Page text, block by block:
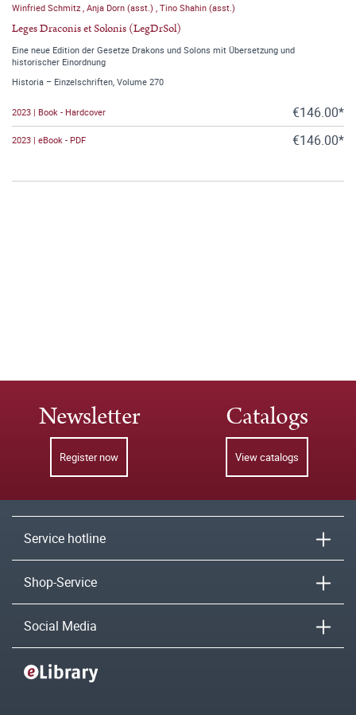
Winfried Schmitz Anja Dorn (asst.) Tino Shahin (asst.)
Leges Draconis et Solonis (LegDrSol)
Eine neue Edition der Gesetze Drakons und Solons mit Übersetzung und
historischer Einordnung
Historia – Einzelschriften, Volume 270
2023 | Book - Hardcover €146.00*
2023 | eBook - PDF €146.00*
Newsletter
Register now
Catalogs
View catalogs
Service hotline
Shop-Service
Social Media